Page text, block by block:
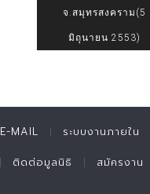
จ.สมุทรสงคราม(5
มิถุนายน 2553)
E-MAIL ระบบงานภายใน
ติดต่อมูลนิธิ สมัครงาน